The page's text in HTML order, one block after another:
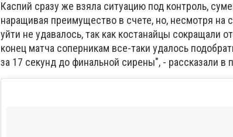
Каспий сразу же взяла ситуацию под контроль,
наращивая преимущество в счете, но, несмотря
уйти не удавалось, так как костанайцы сокращали
конец матча соперникам все-таки удалось
за 17 секунд до финальной сирены", - рассказали в